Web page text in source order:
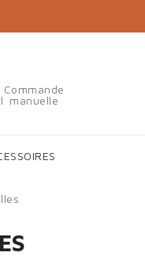
Commande
manuelle